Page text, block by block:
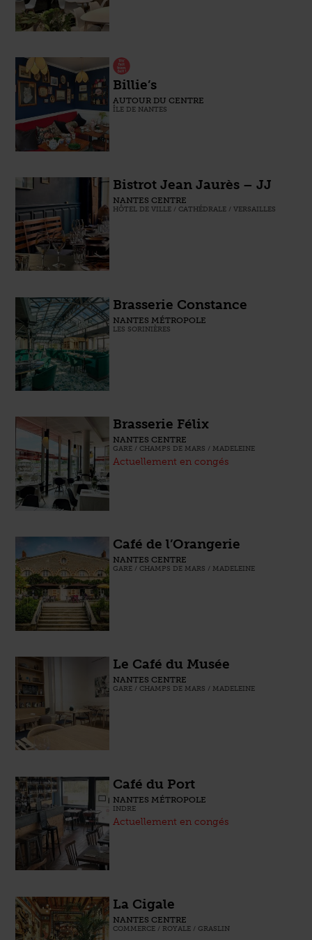
Billie’s
AUTOUR DU CENTRE
ÎLE DE NANTES
Bistrot Jean Jaurès – JJ
NANTES CENTRE
HÔTEL DE VILLE / CATHÉDRALE / VERSAILLES
Brasserie Constance
NANTES MÉTROPOLE
LES SORINIÈRES
Brasserie Félix
NANTES CENTRE
GARE / CHAMPS DE MARS / MADELEINE
Actuellement en congés
Café de l’Orangerie
NANTES CENTRE
GARE / CHAMPS DE MARS / MADELEINE
Le Café du Musée
NANTES CENTRE
GARE / CHAMPS DE MARS / MADELEINE
Café du Port
NANTES MÉTROPOLE
INDRE
Actuellement en congés
La Cigale
NANTES CENTRE
COMMERCE / ROYALE / GRASLIN